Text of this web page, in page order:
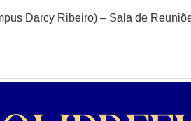
Darcy Ribeiro) – Sala de